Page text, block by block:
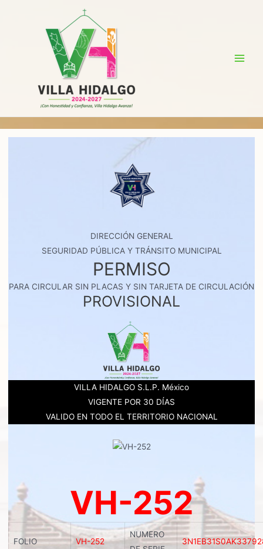
DIRECCIÓN GENERAL
SEGURIDAD PÚBLICA Y TRÁNSITO MUNICIPAL
PERMISO
PARA CIRCULAR SIN PLACAS Y SIN TARJETA DE CIRCULACIÓN
PROVISIONAL
VILLA HIDALGO S.L.P. México
VIGENTE POR 30 DÍAS
VALIDO EN TODO EL TERRITORIO NACIONAL
VH-252
FOLIO VH-252
NUMERO